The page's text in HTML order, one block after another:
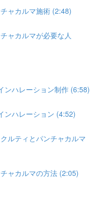
ャカルマ施術 (2:48)
ャカルマが必要な人
ンハレーション制作 (6:58)
ンハレーション (4:52)
ルティとパンチャカルマ
ャカルマの方法 (2:05)